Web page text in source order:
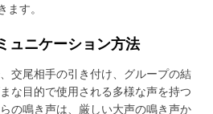
ます。
ュニケーション方法
交尾相手の引き付け、グループの結
な目的で使用される多様な声を持つ
の鳴き声は、厳しい大声の鳴き声か